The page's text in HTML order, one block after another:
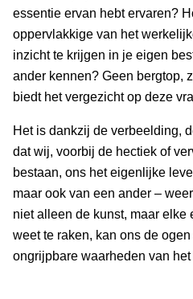
essentie ervan hebt ervaren?
oppervlakkige van het
inzicht te krijgen in je eigen
ander kennen? Geen bergtop,
biedt het vergezicht op deze
Het is dankzij de verbeelding,
dat wij, voorbij de hectiek of
bestaan, ons het eigenlijke
maar ook van een ander –
niet alleen de kunst, maar elke
weet te raken, kan ons de
ongrijpbare waarheden van het